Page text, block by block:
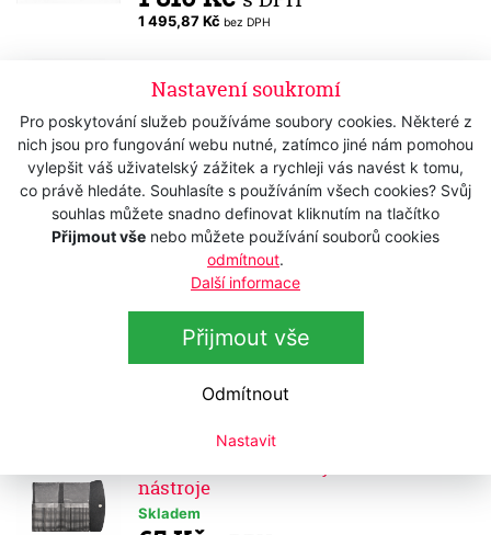
Nastavení soukromí
Pro poskytování služeb používáme soubory cookies. Některé z
nich jsou pro fungování webu nutné, zatímco jiné nám pomohou
vylepšit váš uživatelský zážitek a rychleji vás navést k tomu,
co právě hledáte. Souhlasíte s používáním všech cookies? Svůj
souhlas můžete snadno definovat kliknutím na tlačítko
Přijmout vše nebo můžete používání souborů cookies
odmítnout.
Další informace
Přijmout vše
Odmítnout
Nastavit
1 495,87 Kč bez DPH
klipsem
Skladem
395 Kč s DPH
326,45 Kčbez DPH
Pouzdro DOVO Solingen - kožené
Skladem
365 Kč s DPH
301,65 Kčbez DPH
Pouzdro SWK - na nůžky
Skladem
150 Kč s DPH
nástroje
Skladem